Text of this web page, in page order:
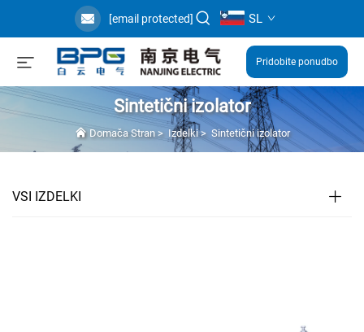
[email protected] SL
Pridobite ponudbo
Sintetični izolator
Domača Stran> Izdelki> Sintetični izolator
VSI IZDELKI